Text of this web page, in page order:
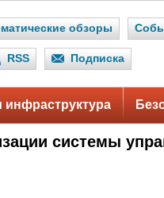
обзоры
RSS Подписка
инфраструктура
системы